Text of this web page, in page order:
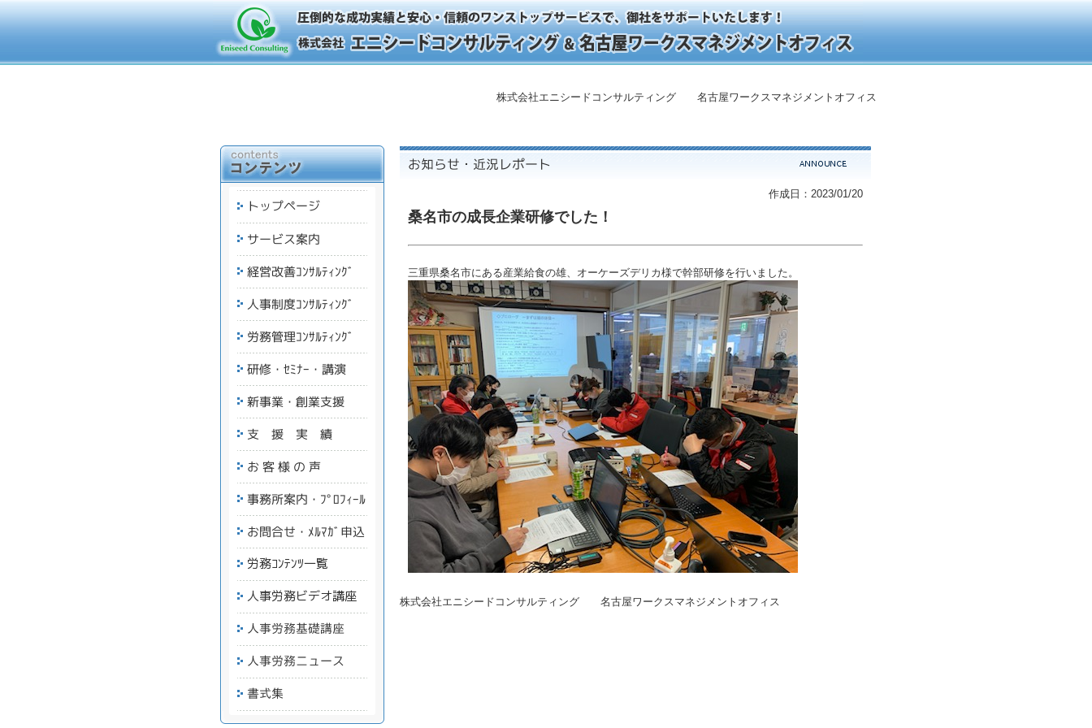
株式会社エニシードコンサルティング 名古屋ワークスマネジメントオフィス
作成日：2023/01/20
桑名市の成長企業研修でした！
三重県桑名市にある産業給食の雄、オーケーズデリカ様で幹部研修を行いました。
株式会社エニシードコンサルティング 名古屋ワークスマネジメントオフィス